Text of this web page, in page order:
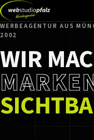
WERBEAGENTUR AUS
2002
WIR